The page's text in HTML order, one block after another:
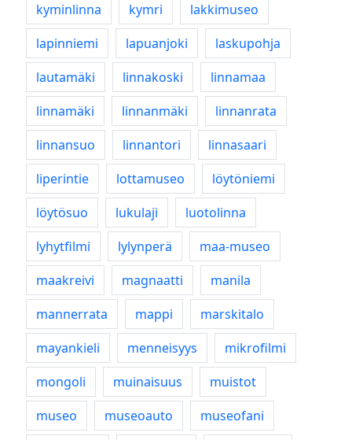
kyminlinna
kymri
lakkimuseo
lapinniemi
lapuanjoki
laskupohja
lautamäki
linnakoski
linnamaa
linnamäki
linnanmäki
linnanrata
linnansuo
linnantori
linnasaari
liperintie
lottamuseo
löytöniemi
löytösuo
lukulaji
luotolinna
lyhytfilmi
lylynperä
maa-museo
maakreivi
magnaatti
manila
mannerrata
mappi
marskitalo
mayankieli
menneisyys
mikrofilmi
mongoli
muinaisuus
muistot
museo
museoauto
museofani